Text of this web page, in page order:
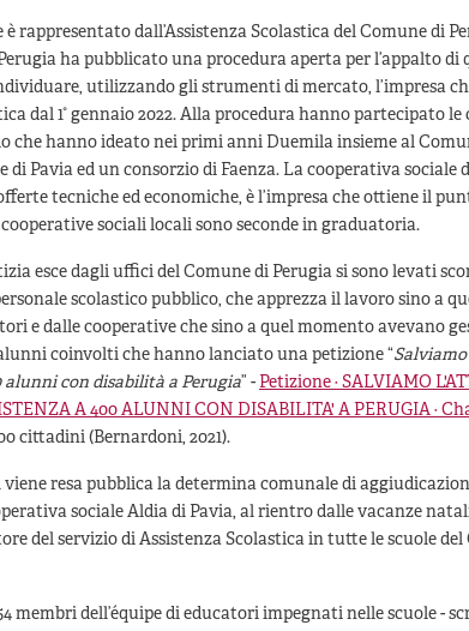
è rappresentato dall’Assistenza Scolastica del Comune di
ha pubblicato una procedura aperta per l’appalto di
utilizzando gli strumenti di mercato, l’impresa
dal 1° gennaio 2022. Alla procedura hanno partecipato
che hanno ideato nei primi anni Duemila insieme al
di Pavia ed un consorzio di Faenza. La cooperativa sociale
tecniche ed economiche, è l’impresa che ottiene il
sociali locali sono seconde in graduatoria.
esce dagli uffici del Comune di Perugia si sono levati
scolastico pubblico, che apprezza il lavoro sino a
e dalle cooperative che sino a quel momento avevano
coinvolti che hanno lanciato una petizione “
alunni con disabilità a Perugia” -Petizione · SALVIAMO
A 400 ALUNNI CON DISABILITA' A PERUGIA ·
cittadini (Bernardoni, 2021).
viene resa pubblica la determina comunale di
sociale Aldia di Pavia, al rientro dalle vacanze
del servizio di Assistenza Scolastica in tutte le scuole del
membri dell’équipe di educatori impegnati nelle scuole -